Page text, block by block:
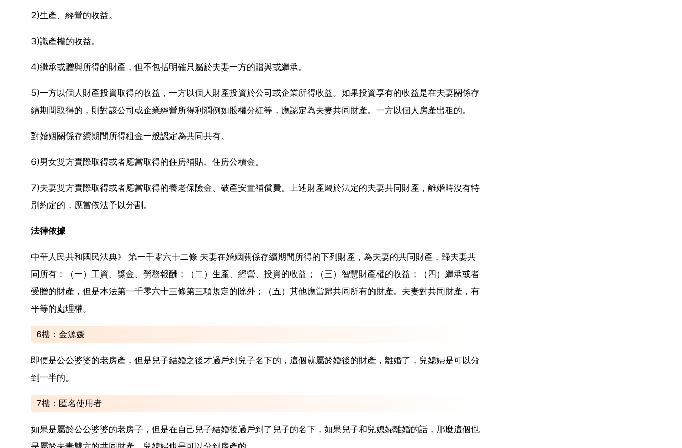
2)生產、經營的收益。
3)識產權的收益。
4)繼承或贈與所得的財產，但不包括明確只屬於夫妻一方的贈與或繼承。
5)一方以個人財產投資取得的收益，一方以個人財產投資於公司或企業所得收益。如果投資享有的收益是在夫妻關係存
續期間取得的，則對該公司或企業經營所得利潤例如股權分紅等，應認定為夫妻共同財產。一方以個人房產出租的。
對婚姻關係存續期間所得租金一般認定為共同共有。
6)男女雙方實際取得或者應當取得的住房補貼、住房公積金。
7)夫妻雙方實際取得或者應當取得的養老保險金、破產安置補償費。上述財產屬於法定的夫妻共同財產，離婚時沒有特
別約定的，應當依法予以分割。
法律依據
中華人民共和國民法典》 第一千零六十二條 夫妻在婚姻關係存續期間所得的下列財產，為夫妻的共同財產，歸夫妻共
同所有：（一）工資、獎金、勞務報酬；（二）生產、經營、投資的收益；（三）智慧財產權的收益；（四）繼承或者
受贈的財產，但是本法第一千零六十三條第三項規定的除外；（五）其他應當歸共同所有的財產。夫妻對共同財產，有
平等的處理權。
6樓：金源媛
即便是公公婆婆的老房產，但是兒子結婚之後才過戶到兒子名下的，這個就屬於婚後的財產，離婚了，兒媳婦是可以分
到一半的。
7樓：匿名使用者
如果是屬於公公婆婆的老房子，但是在自己兒子結婚後過戶到了兒子的名下，如果兒子和兒媳婦離婚的話，那麼這個也